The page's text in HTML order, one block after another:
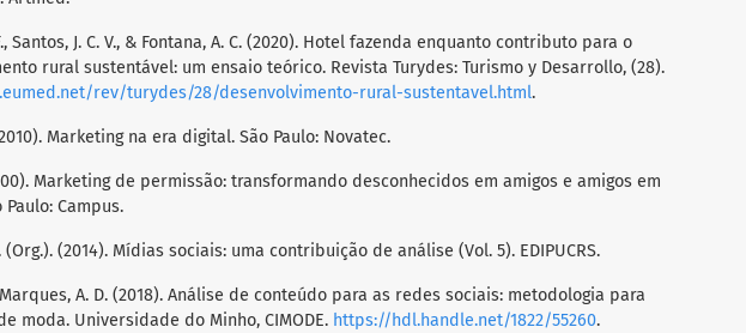
Santos, J. C. V., & Fontana, A. C. (2020). Hotel fazenda enquanto contributo para o
rural sustentável: um ensaio teórico. Revista Turydes: Turismo y Desarrollo, (28).
rev/turydes/28/desenvolvimento-rural-sustentavel.html.
Marketing na era digital. São Paulo: Novatec.
Marketing de permissão: transformando desconhecidos em amigos e amigos em
Campus.
(Org.). (2014). Mídias sociais: uma contribuição de análise (Vol. 5). EDIPUCRS.
Marques, A. D. (2018). Análise de conteúdo para as redes sociais: metodologia para
moda. Universidade do Minho, CIMODE. https://hdl.handle.net/1822/55260.